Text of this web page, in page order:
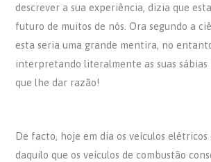
descrever a sua experiência, dizia que
futuro de muitos de nós. Ora segundo a
esta seria uma grande mentira, no
interpretando literalmente as suas sábias
que lhe dar razão!
De facto, hoje em dia os veículos elétricos
daquilo que os veículos de combustão